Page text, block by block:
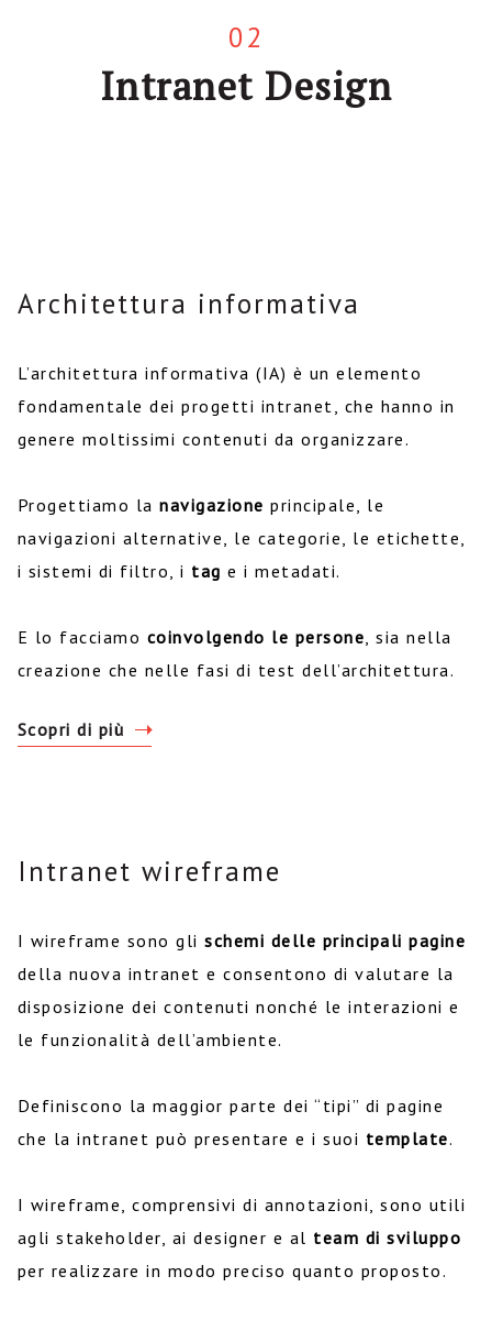
02
Intranet Design
Architettura informativa
L’architettura informativa (IA) è un elemento
fondamentale dei progetti intranet, che hanno in
genere moltissimi contenuti da organizzare.
Progettiamo lanavigazione principale, le
navigazioni alternative, le categorie, le etichette,
i sistemi di filtro, i tag e i metadati.
E lo facciamo coinvolgendo le persone , sia nella
creazione che nelle fasi di test dell’architettura.
Scopri di più
Intranet wireframe
I wireframe sono gli schemi delle principali pagine
della nuova intranet e consentono di valutare la
disposizione dei contenuti nonché le interazioni e
le funzionalità dell’ambiente.
Definiscono la maggior parte dei “tipi” di pagine
che la intranet può presentare e i suoi template.
I wireframe, comprensivi di annotazioni, sono utili
agli stakeholder, ai designer e al team di sviluppo
per realizzare in modo preciso quanto proposto.